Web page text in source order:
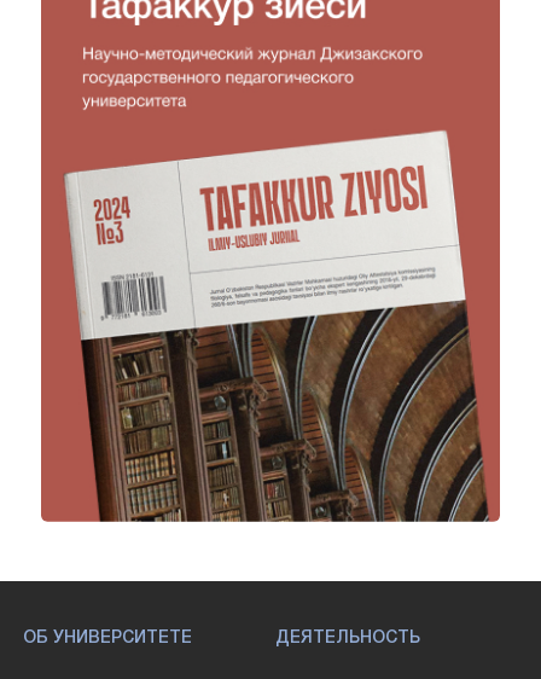
ОБ УНИВЕРСИТЕТЕ ДЕЯТЕЛЬНОСТЬ